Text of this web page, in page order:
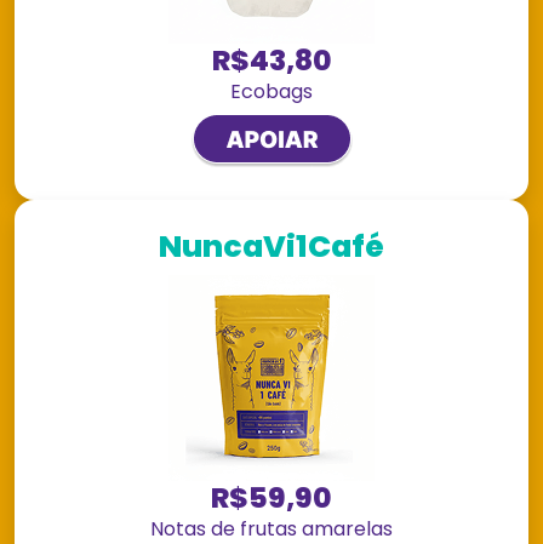
R$43,80
Ecobags
NuncaVi1Café
R$59,90
Notas de frutas amarelas